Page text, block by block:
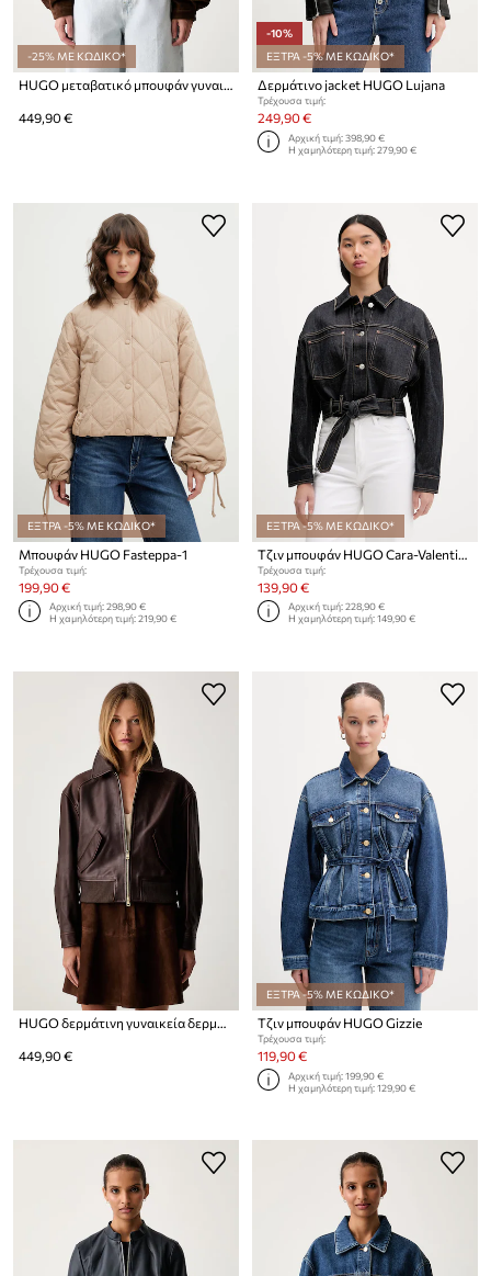
-25% ΜΕ ΚΩΔΙΚΟ*
HUGO μεταβατικό μπουφάν γυναικείο δέρμα σουέτ Liph
449,90 €
-10%
ΕΞΤΡΑ -5% ΜΕ ΚΩΔΙΚΟ*
Δερμάτινo jacket HUGO Lujana
Τρέχουσα τιμή:
249,90 €
Αρχική τιμή:398,90 €
Η χαμηλότερη τιμή:279,90 €
ΕΞΤΡΑ -5% ΜΕ ΚΩΔΙΚΟ*
Μπουφάν HUGO Fasteppa-1
Τρέχουσα τιμή:
199,90 €
Αρχική τιμή:298,90 €
Η χαμηλότερη τιμή:219,90 €
ΕΞΤΡΑ -5% ΜΕ ΚΩΔΙΚΟ*
Τρέχουσα τιμή:
139,90 €
Αρχική τιμή:228,90 €
Η χαμηλότερη τιμή:149,90 €
HUGO δερμάτινη γυναικεία δερμάτινη Laceila
449,90 €
ΕΞΤΡΑ -5% ΜΕ ΚΩΔΙΚΟ*
Τζιν μπουφάν HUGO Gizzie
Τρέχουσα τιμή:
119,90 €
Αρχική τιμή:199,90 €
Η χαμηλότερη τιμή:129,90 €